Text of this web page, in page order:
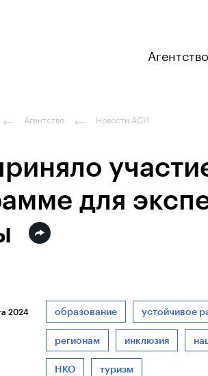
Агентство
Агентство Новости АСИ
для
2024 образование устойчивое
регионам инклюзия
НКО туризм